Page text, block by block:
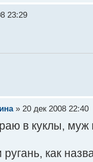
23:29
» 20 дек 2008 22:40
в куклы,
как